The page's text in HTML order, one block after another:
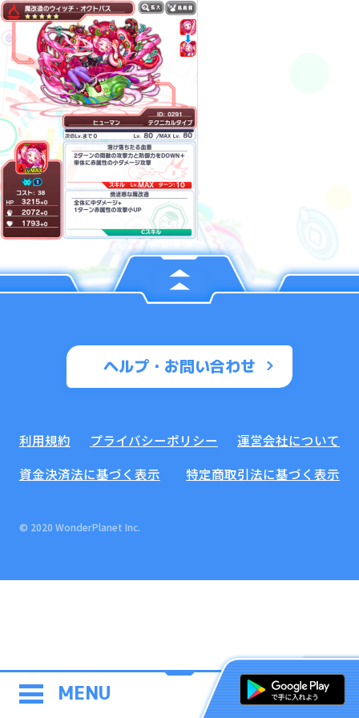
MENU
ヘルプ・お問い合わせ
利用規約 プライバシーポリシー
運営会社について
資金決済法に基づく表示
特定商取引法に基づく表示
© 2020 WonderPlanet Inc.